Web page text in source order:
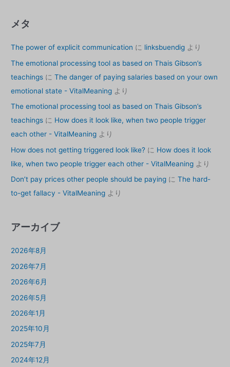
メタ
The power of explicit communication に linksbuendig より
The emotional processing tool as based on Thais Gibson’s
teachings にThe danger of paying salaries based on your own
emotional state - VitalMeaning より
The emotional processing tool as based on Thais Gibson’s
teachings に How does it look like, when two people trigger
each other - VitalMeaning より
How does not getting triggered look like? に How does it look
like, when two people trigger each other - VitalMeaning より
Don’t pay prices other people should be paying にThe hard-
to-get fallacy - VitalMeaning より
アーカイブ
2026年8月
2026年7月
2026年6月
2026年5月
2026年1月
2025年10月
2025年7月
2024年12月